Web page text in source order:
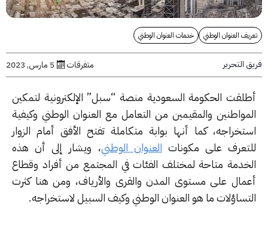
العنوان الوطني خدمات العنوان الوطني
متفرقات 5 مارس, 2023
الحكومة السعودية منصة “سبل” الإلكترونية لتمكين
والمقيمين من التعامل مع العنوان الوطني وكيفية
كما أنها بوابة متكاملة تفتح الأفق أمام الزوار
على مكوناتالعنوان الوطني، ويشار إلى أن هذه
متاحة لمختلف الفئات في المجتمع من أفراد وقطاع
على مستوى المدن والقرى والأرياف، ومن هنا كثرت
ما هو العنوان الوطني وكيف السبيل لاستخراجه.